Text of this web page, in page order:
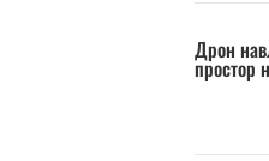
Дрон
простор